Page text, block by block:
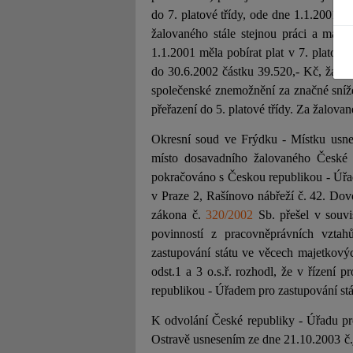
do 7. platové třídy, ode dne 1.1.2001
žalovaného stále stejnou práci a má
1.1.2001 měla pobírat plat v 7.
do 30.6.2002 částku 39.520,- Kč,
společenské znemožnění za značné
přeřazení do 5. platové třídy. Za
Okresní soud ve Frýdku - Místku
místo dosavadního žalovaného
pokračováno s Českou republikou -
v Praze 2, Rašínovo nábřeží č. 42.
zákona č.320/2002 Sb. přešel v
povinností z pracovněprávních
zastupování státu ve věcech
odst.1 a 3 o.s.ř. rozhodl, že v řízení
republikou - Úřadem pro zastupování
K odvolání České republiky - Úřadu
Ostravě usnesením ze dne 21.10.2003
JUDr. Tomáš Nielsen
JUDr.